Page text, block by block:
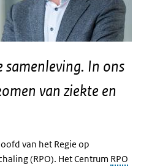
samenleving. In ons
van ziekte en
van het Regie op
(RPO). Het Centrum RPO